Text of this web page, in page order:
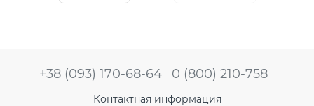
+38 (093) 170-68-64 0 (800) 210-758
Контактная информация